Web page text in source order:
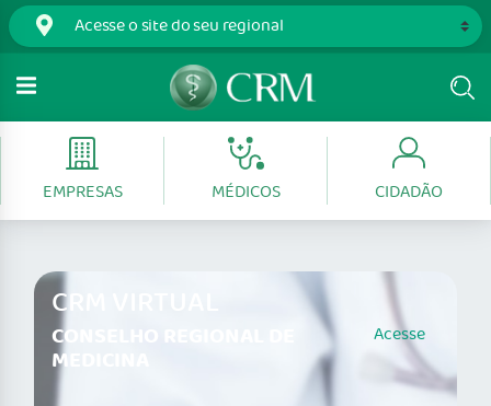
EMPRESAS MÉDICOS CIDADÃO
CRM VIRTUAL
CONSELHO REGIONAL DE
MEDICINA
Acesse